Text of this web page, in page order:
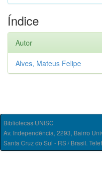
Índice
Autor
Alves, Mateus Felipe
Bibliotecas UNISC
Av. Independência, 2293, Bairro
Santa Cruz do Sul - RS / Brasil.